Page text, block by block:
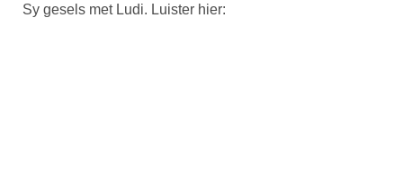
Sy gesels met Ludi. Luister hier: